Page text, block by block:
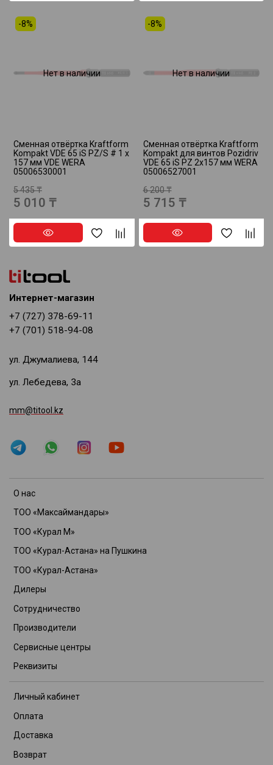
Нет в наличии
-8%
Сменная отвёртка Kraftform
Kompakt VDE 65 iS PZ/S # 1 x
157 мм VDE WERA
05006530001
5 435 ₸
5 010 ₸
Нет в наличии
-8%
Сменная отвёртка Kraftform
Kompakt для винтов Pozidriv
VDE 65 iS PZ 2х157 мм WERA
05006527001
6 200 ₸
5 715 ₸
О нас
ТОО «Максаймандары»
ТОО «Курал М»
ТОО «Курал-Астана» на Пушкина
ТОО «Курал-Астана»
Дилеры
Сотрудничество
Производители
Сервисные центры
Реквизиты
Личный кабинет
Оплата
Доставка
Возврат
Интернет-магазин
+7 (727) 378-69-11
+7 (701) 518-94-08
ул. Джумалиева, 144
ул. Лебедева, 3а
mm@titool.kz